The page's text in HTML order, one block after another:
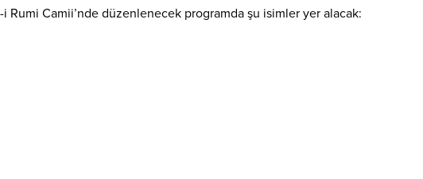
Camii’nde düzenlenecek programda şu isimler yer alacak: